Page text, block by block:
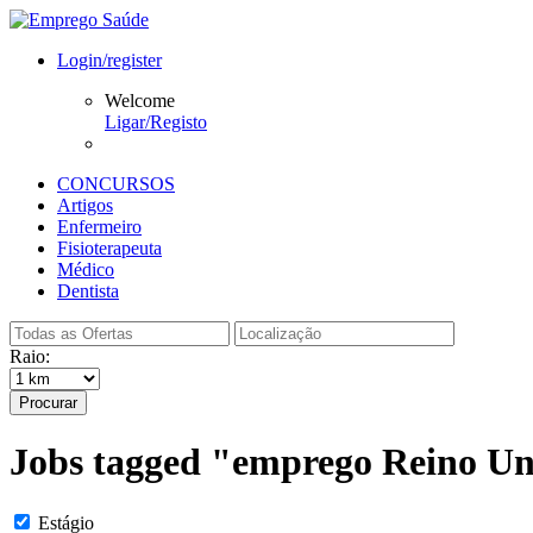
Login/register
Welcome
Ligar/Registo
CONCURSOS
Artigos
Enfermeiro
Fisioterapeuta
Médico
Dentista
Raio:
Procurar
Jobs tagged "emprego Reino
Estágio